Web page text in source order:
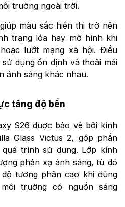
trường ngoài trời.
màu sắc hiển thị trở nên
trạng lóa hay mờ hình khi
lướt mạng xã hội. Điều
dụng ổn định và thoải mái
ánh sáng khác nhau.
tăng độ bền
S26 được bảo vệ bởi kính
Glass Victus 2, góp phần
trình sử dụng. Lớp kính
phản xạ ánh sáng, từ đó
tương phản cao khi dùng
trường có nguồn sáng